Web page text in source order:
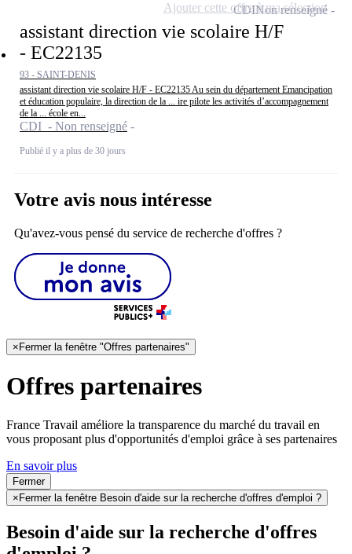
assistant direction vie scolaire H/F
- EC22135
93 - SAINT-DENIS
assistant direction vie scolaire H/F - EC22135 Au sein du département Emancipation
et éducation populaire, la direction de la ... ire pilote les activités d’accompagnement
de la ... école en...
CDI - Non renseigné
Publié il y a plus de 30 jours
CDINon renseigné
Ajouter cette offre à ma sélection
Votre avis nous intéresse
Qu'avez-vous pensé du service de recherche d'offres ?
× Fermer la fenêtre "Offres partenaires"
Offres partenaires
France Travail améliore la transparence du marché du travail en
vous proposant plus d'opportunités d'emploi grâce à ses partenaires
En savoir plus
Fermer
× Fermer la fenêtre Besoin d'aide sur la recherche d'offres d'emploi ?
Besoin d'aide sur la recherche d'offres